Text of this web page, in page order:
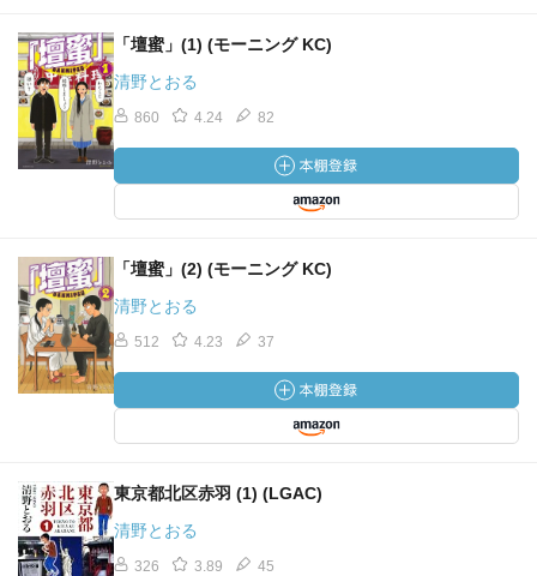
「壇蜜」(1) (モーニング KC)
清野とおる
860 4.24 82
「壇蜜」(2) (モーニング KC)
清野とおる
512 4.23 37
東京都北区赤羽 (1) (LGAC)
清野とおる
326 3.89 45